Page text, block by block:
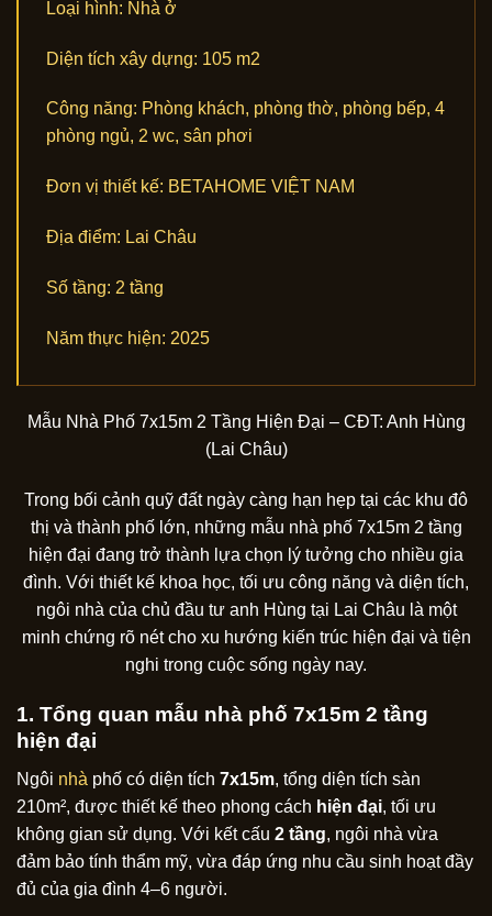
Loại hình: Nhà ở
Diện tích xây dựng: 105 m2
Công năng: Phòng khách, phòng thờ, phòng bếp, 4
phòng ngủ, 2 wc, sân phơi
Đơn vị thiết kế: BETAHOME VIỆT NAM
Địa điểm: Lai Châu
Số tầng: 2 tầng
Năm thực hiện: 2025
Mẫu Nhà Phố 7x15m 2 Tầng Hiện Đại – CĐT: Anh Hùng
(Lai Châu)
Trong bối cảnh quỹ đất ngày càng hạn hẹp tại các khu đô
thị và thành phố lớn, những mẫu nhà phố 7x15m 2 tầng
hiện đại đang trở thành lựa chọn lý tưởng cho nhiều gia
đình. Với thiết kế khoa học, tối ưu công năng và diện tích,
ngôi nhà của chủ đầu tư anh Hùng tại Lai Châu là một
minh chứng rõ nét cho xu hướng kiến trúc hiện đại và tiện
nghi trong cuộc sống ngày nay.
1. Tổng quan mẫu nhà phố 7x15m 2 tầng
hiện đại
Ngôi nhà phố có diện tích 7x15m, tổng diện tích sàn
210m², được thiết kế theo phong cách hiện đại, tối ưu
không gian sử dụng. Với kết cấu 2 tầng, ngôi nhà vừa
đảm bảo tính thẩm mỹ, vừa đáp ứng nhu cầu sinh hoạt đầy
đủ của gia đình 4–6 người.